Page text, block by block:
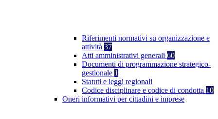
Riferimenti normativi su organizzazione e
attività 37
Atti amministrativi generali 60
Documenti di programmazione strategico-
gestionale 1
Statuti e leggi regionali
Codice disciplinare e codice di condotta 10
Oneri informativi per cittadini e imprese